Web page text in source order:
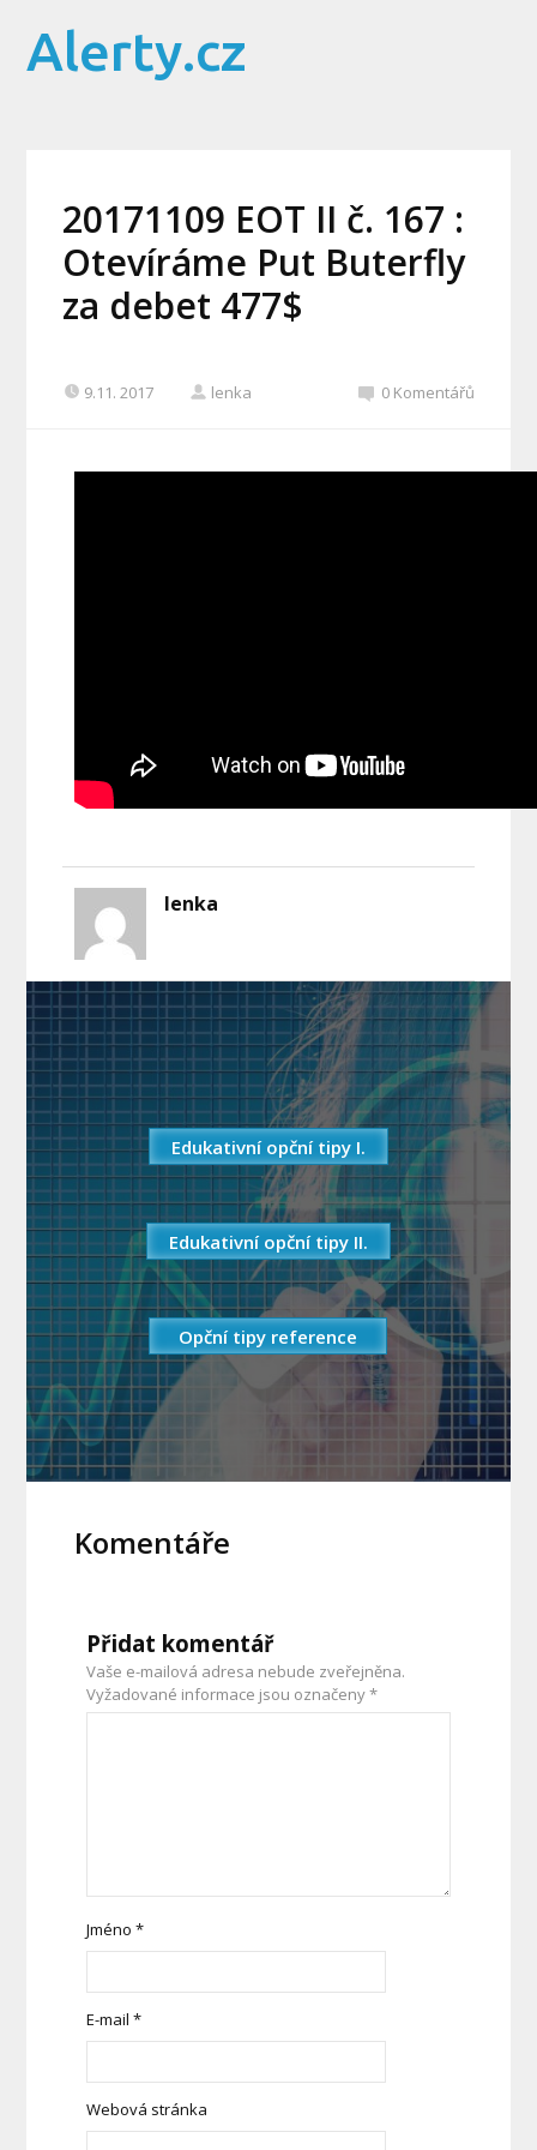
Alerty.cz
20171109 EOT II č. 167 :
Otevíráme Put Buterfly
za debet 477$
9.11. 2017 lenka 0 Komentářů
lenka
Edukativní opční tipy I.
Edukativní opční tipy II.
Opční tipy reference
Komentáře
Přidat komentář
Vaše e-mailová adresa nebude zveřejněna.
Vyžadované informace jsou označeny*
Jméno*
E-mail*
Webová stránka